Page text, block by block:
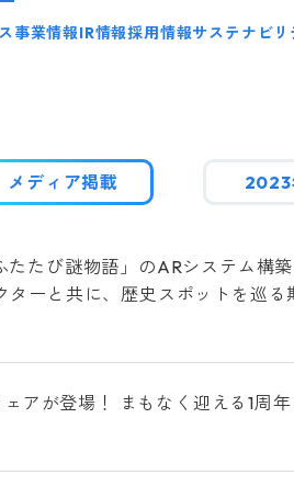
事業情報IR情報採用情報サステナビリ
メディア掲載 2023
たび謎物語」のARシステム構
ーと共に、歴史スポットを巡る
アが登場！ まもなく迎える1周